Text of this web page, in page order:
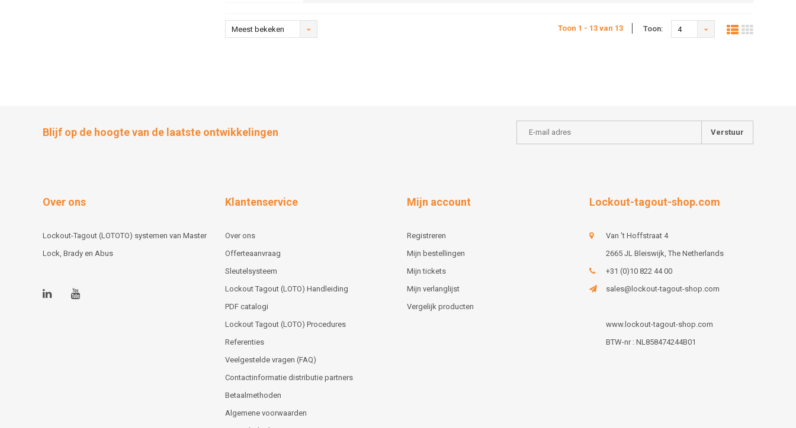
Meest bekeken Toon 1 - 13 van 13 Toon: 4
Blijf op de hoogte van de laatste ontwikkelingen Verstuur
Over ons
Lockout-Tagout (LOTOTO) systemen van Master
Lock, Brady en Abus
Klantenservice
Over ons
Offerteaanvraag
Sleutelsysteem
Lockout Tagout (LOTO) Handleiding
PDF catalogi
Lockout Tagout (LOTO) Procedures
Referenties
Veelgestelde vragen (FAQ)
Contactinformatie distributie partners
Betaalmethoden
Algemene voorwaarden
Mijn account
Registreren
Mijn bestellingen
Mijn tickets
Mijn verlanglijst
Vergelijk producten
Lockout-tagout-shop.com
Van 't Hoffstraat 4
2665 JL Bleiswijk, The Netherlands
+31 (0)10 822 44 00
sales@lockout-tagout-shop.com
www.lockout-tagout-shop.com
BTW-nr : NL858474244B01